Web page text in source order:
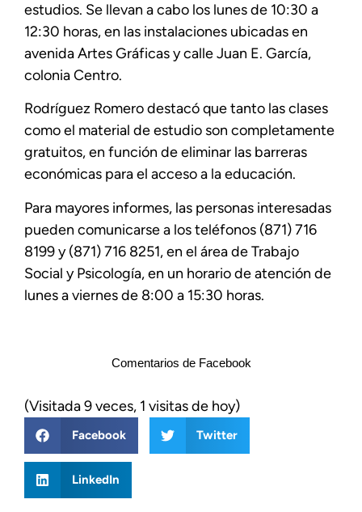
estudios. Se llevan a cabo los lunes de 10:30 a
12:30 horas, en las instalaciones ubicadas en
avenida Artes Gráficas y calle Juan E. García,
colonia Centro.
Rodríguez Romero destacó que tanto las clases
como el material de estudio son completamente
gratuitos, en función de eliminar las barreras
económicas para el acceso a la educación.
Para mayores informes, las personas interesadas
pueden comunicarse a los teléfonos (871) 716
8199 y (871) 716 8251, en el área de Trabajo
Social y Psicología, en un horario de atención de
lunes a viernes de 8:00 a 15:30 horas.
Comentarios de Facebook
(Visitada 9 veces, 1 visitas de hoy)
Facebook Twitter
LinkedIn